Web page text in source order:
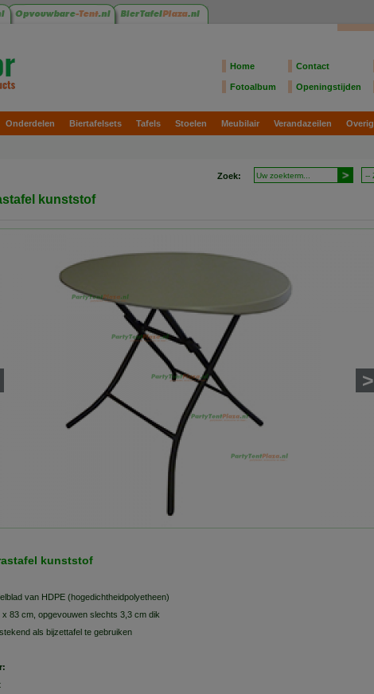
Home Contact
Fotoalbum Openingstijden
Onderdelen Biertafelsets Tafels Stoelen Meubilair Verandazeilen Overig
Zoek:
kunststof
>
kunststof
van HDPE (hogedichtheidpolyetheen)
x 83 cm, opgevouwen slechts 3,3 cm dik
als bijzettafel te gebruiken